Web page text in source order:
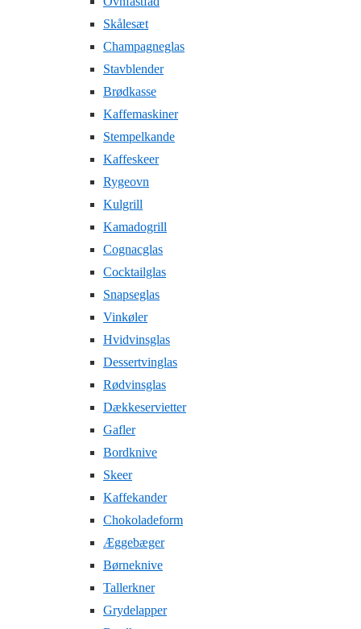
Skålesæt
Champagneglas
Stavblender
Brødkasse
Kaffemaskiner
Stempelkande
Kaffeskeer
Rygeovn
Kulgrill
Kamadogrill
Cognacglas
Cocktailglas
Snapseglas
Vinkøler
Hvidvinsglas
Dessertvinglas
Rødvinsglas
Dækkeservietter
Gafler
Bordknive
Skeer
Kaffekander
Chokoladeform
Æggebæger
Børneknive
Tallerkner
Grydelapper